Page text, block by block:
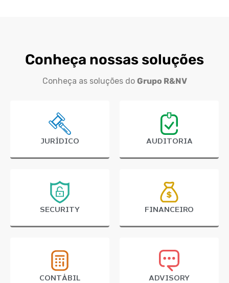
Conheça nossas soluções
Conheça as soluções do Grupo R&NV
JURÍDICO AUDITORIA
SECURITY FINANCEIRO
CONTÁBIL ADVISORY